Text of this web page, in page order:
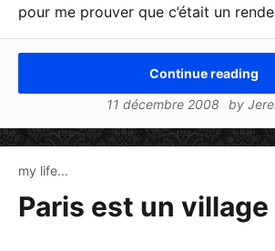
pour me prouver que c’était un
Continue reading
11 décembre 2008
by
my life...
Paris est un village